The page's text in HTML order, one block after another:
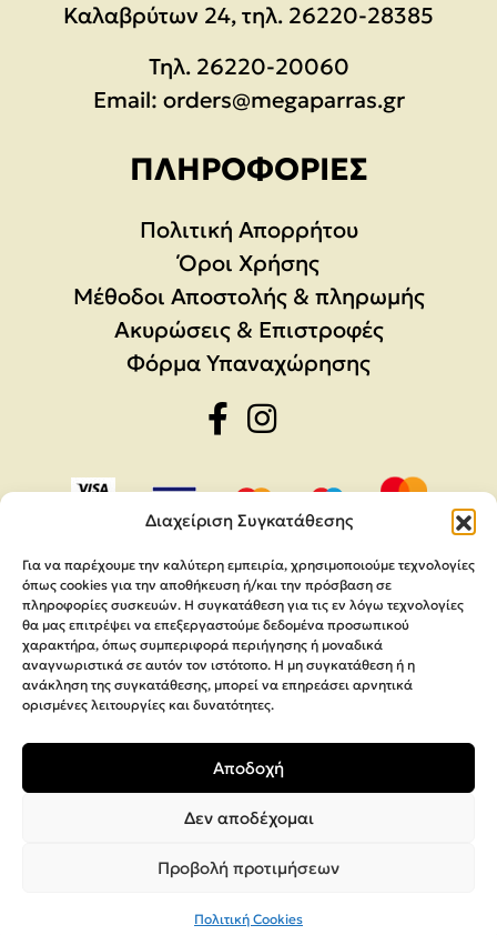
Διαχείριση Συγκατάθεσης
Για να παρέχουμε την καλύτερη εμπειρία, χρησιμοποιούμε τεχνολογίες
όπως cookies για την αποθήκευση ή/και την πρόσβαση σε
πληροφορίες συσκευών. Η συγκατάθεση για τις εν λόγω τεχνολογίες
θα μας επιτρέψει να επεξεργαστούμε δεδομένα προσωπικού
χαρακτήρα, όπως συμπεριφορά περιήγησης ή μοναδικά
αναγνωριστικά σε αυτόν τον ιστότοπο. Η μη συγκατάθεση ή η
ανάκληση της συγκατάθεσης, μπορεί να επηρεάσει αρνητικά
ορισμένες λειτουργίες και δυνατότητες.
Αποδοχή
Δεν αποδέχομαι
Προβολή προτιμήσεων
Πολιτική Cookies
Καλαβρύτων 24, τηλ. 26220-28385
Τηλ. 26220-20060
Email: orders@megaparras.gr
ΠΛΗΡΟΦΟΡΊΕΣ
Πολιτική Απορρήτου
Όροι Χρήσης
Μέθοδοι Αποστολής & πληρωμής
Ακυρώσεις & Επιστροφές
Φόρμα Υπαναχώρησης
MEGA Parras
Interactive Net Solutions